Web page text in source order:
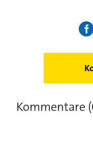
Kommentare